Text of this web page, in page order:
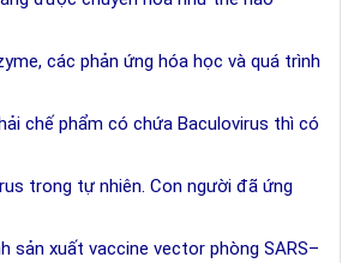
các phản ứng hóa học và quá trình
chế phẩm có chứa Baculovirus thì có
trong tự nhiên. Con người đã ứng
sản xuất vaccine vector phòng SARS–